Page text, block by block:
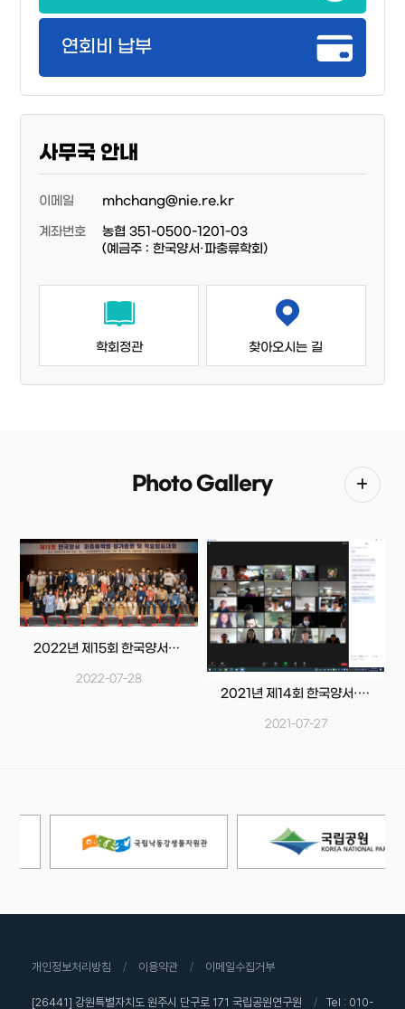
연회비 납부
사무국 안내
이메일
mhchang@nie.re.kr
계좌번호
농협 351-0500-1201-03
(예금주 : 한국양서·파충류학회)
학회정관 찾아오시는 길
Photo Gallery
2022년 제15회 한국양서·파충류학회 정기총회 및 학술발표대회
2022-07-28
2021년 제14회 한국양서·파충류학회 학술발표대회
2021-07-27
개인정보처리방침 / 이용약관 / 이메일수집거부
[26441] 강원특별자치도 원주시 단구로 171 국립공원연구원 / Tel : 010-